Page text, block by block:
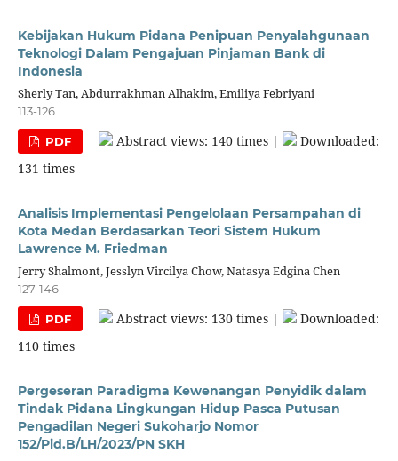
Kebijakan Hukum Pidana Penipuan Penyalahgunaan
Teknologi Dalam Pengajuan Pinjaman Bank di
Indonesia
Sherly Tan, Abdurrakhman Alhakim, Emiliya Febriyani
113-126
PDF Abstract views: 140 times |
Downloaded:
131 times
Analisis Implementasi Pengelolaan Persampahan di
Kota Medan Berdasarkan Teori Sistem Hukum
Lawrence M. Friedman
Jerry Shalmont, Jesslyn Vircilya Chow, Natasya Edgina Chen
127-146
PDF Abstract views: 130 times |
Downloaded:
110 times
Pergeseran Paradigma Kewenangan Penyidik dalam
Tindak Pidana Lingkungan Hidup Pasca Putusan
Pengadilan Negeri Sukoharjo Nomor
152/Pid.B/LH/2023/PN SKH